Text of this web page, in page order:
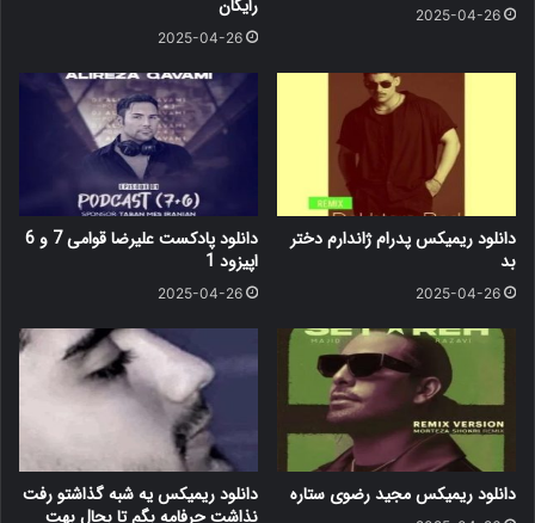
2025-04-26
رایگان
2025-04-26
دانلود ریمیکس پدرام ژاندارم دختر
بد
2025-04-26
دانلود پادکست علیرضا قوامی 7 و 6
اپیزود 1
2025-04-26
دانلود ریمیکس مجید رضوی ستاره
دانلود ریمیکس یه شبه گذاشتو رفت
نذاشت حرفامه بگم تا بحال بهت